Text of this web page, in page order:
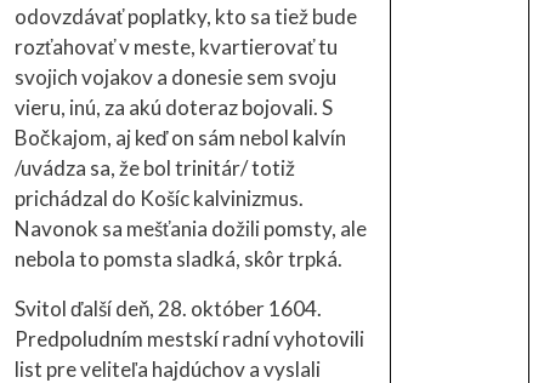
odovzdávať poplatky, kto sa tiež bude
rozťahovať v meste, kvartierovať tu
svojich vojakov a donesie sem svoju
vieru, inú, za akú doteraz bojovali. S
Bočkajom, aj keď on sám nebol kalvín
/uvádza sa, že bol trinitár/ totiž
prichádzal do Košíc kalvinizmus.
Navonok sa mešťania dožili pomsty, ale
nebola to pomsta sladká, skôr trpká.
Svitol ďalší deň, 28. október 1604.
Predpoludním mestskí radní vyhotovili
list pre veliteľa hajdúchov a vyslali